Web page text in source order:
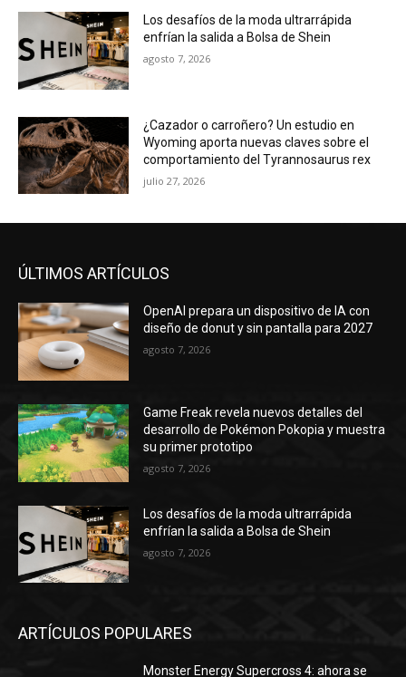
Los desafíos de la moda ultrarrápida
enfrían la salida a Bolsa de Shein
agosto 7, 2026
¿Cazador o carroñero? Un estudio en
Wyoming aporta nuevas claves sobre el
comportamiento del Tyrannosaurus rex
julio 27, 2026
ÚLTIMOS ARTÍCULOS
OpenAI prepara un dispositivo de IA con
diseño de donut y sin pantalla para 2027
agosto 7, 2026
Game Freak revela nuevos detalles del
desarrollo de Pokémon Pokopia y muestra
su primer prototipo
agosto 7, 2026
Los desafíos de la moda ultrarrápida
enfrían la salida a Bolsa de Shein
agosto 7, 2026
ARTÍCULOS POPULARES
Monster Energy Supercross 4: ahora se